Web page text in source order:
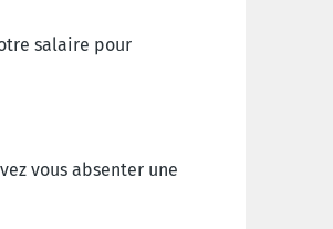
salaire pour
vous absenter une